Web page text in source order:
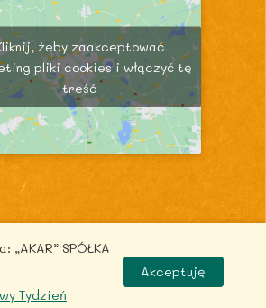
żeby zaakceptować
pliki cookies i włączyć tę
treść
SPÓŁKA
Tydzień
Akceptuję